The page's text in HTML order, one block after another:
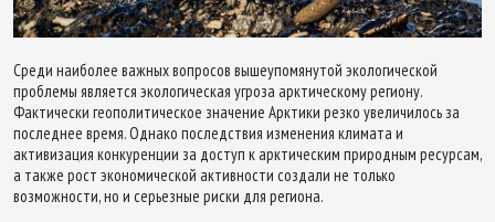
Среди наиболее важных вопросов вышеупомянутой экологической
проблемы является экологическая угроза арктическому региону.
Фактически геополитическое значение Арктики резко увеличилось за
последнее время. Однако последствия изменения климата и
активизация конкуренции за доступ к арктическим природным ресурсам,
а также рост экономической активности создали не только
возможности, но и серьезные риски для региона.